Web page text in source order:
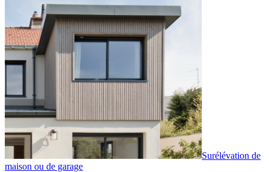
Surélévation de
maison ou de garage